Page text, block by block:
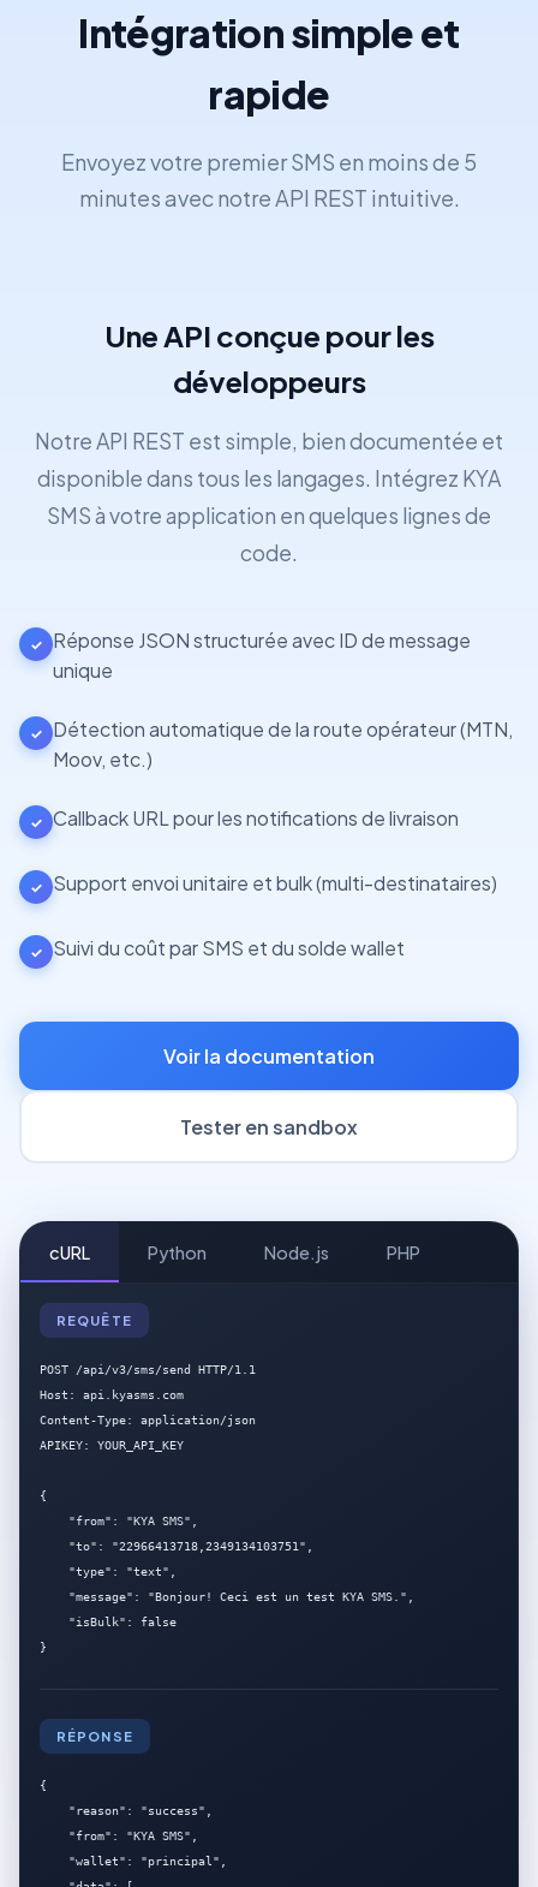
Intégration simple et
rapide
Envoyez votre premier SMS en moins de 5
minutes avec notre API REST intuitive.
Une API conçue pour les
développeurs
Notre API REST est simple, bien documentée et
disponible dans tous les langages. Intégrez KYA
SMS à votre application en quelques lignes de
code.
✓
Réponse JSON structurée avec ID de message
unique
✓
Détection automatique de la route opérateur (MTN,
Moov, etc.)
✓ Callback URL pour les notifications de livraison
✓ Support envoi unitaire et bulk (multi-destinataires)
✓ Suivi du coût par SMS et du solde wallet
Voir la documentation
Tester en sandbox
cURL Python Node.js PHP
REQUÊTE
POST /api/v3/sms/send HTTP/1.1
Host: api.kyasms.com
Content-Type: application/json
APIKEY: YOUR_API_KEY
{
}
RÉPONSE
{